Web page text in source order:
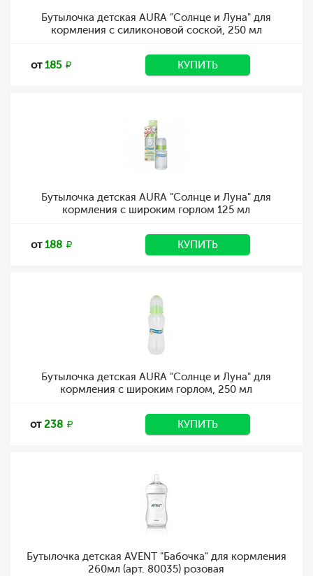
Бутылочка детская AURA "Солнце и Луна" для
кормления с силиконовой соской, 250 мл
от185 КУПИТЬ
Бутылочка детская AURA "Солнце и Луна" для
кормления с широким горлом 125 мл
от188 КУПИТЬ
Бутылочка детская AURA "Солнце и Луна" для
кормления с широким горлом, 250 мл
от238 КУПИТЬ
Бутылочка детская AVENT "Бабочка" для кормления
260мл (арт. 80035) розовая